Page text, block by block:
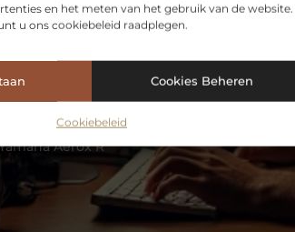
en het meten van het gebruik van de website.
u ons cookiebeleid raadplegen.
Cookies Beheren
Cookiebeleid
VORIGE
Aerox R